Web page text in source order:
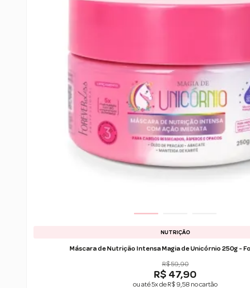
NUTRIÇÃO
Máscara de Nutrição Intensa Magia de Unicórnio 250g -
R$ 59,90
R$ 47,90
ou até 5x de R$ 9,58 no cartão